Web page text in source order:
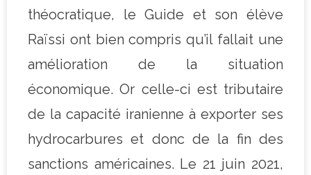
théocratique, le Guide et son élève
Raïssi ont bien compris qu’il fallait une
amélioration de la situation
économique. Or celle-ci est tributaire
de la capacité iranienne à exporter ses
hydrocarbures et donc de la fin des
sanctions américaines. Le 21 juin 2021,